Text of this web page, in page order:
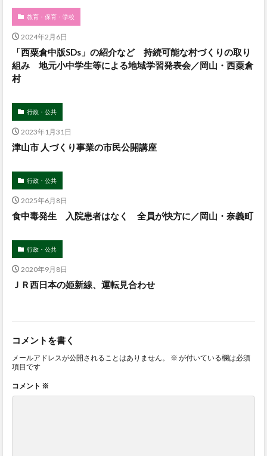
教育・保育・学校
2024年2月6日
「西粟倉中版SDs」の紹介など 持続可能な村づくりの取り
組み 地元小中学生等による地域学習発表会／岡山・西粟倉
村
行政・公共
2023年1月31日
津山市 人づくり事業の市民公開講座
行政・公共
2025年6月8日
食中毒発生 入院患者はなく 全員が快方に／岡山・奈義町
行政・公共
2020年9月8日
ＪＲ西日本の姫新線、運転見合わせ
コメントを書く
メールアドレスが公開されることはありません。 ※ が付いている欄は必須
項目です
コメント ※